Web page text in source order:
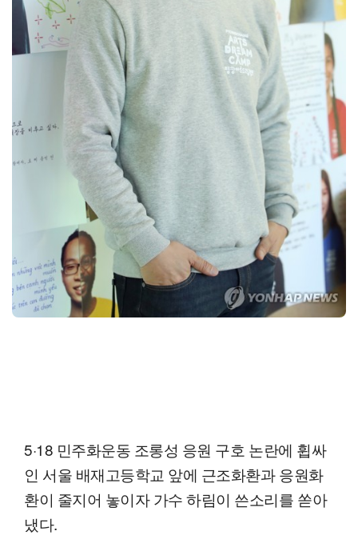
5·18 민주화운동 조롱성 응원 구호 논란에 휩싸
인 서울 배재고등학교 앞에 근조화환과 응원화
환이 줄지어 놓이자 가수 하림이 쓴소리를 쏟아
냈다.